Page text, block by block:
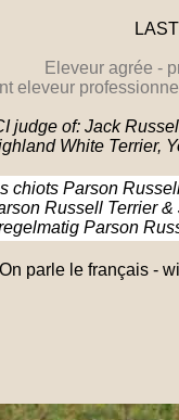
Eleveur agrée -
eleveur
judge of: Jack
White Terrier,
chiots Parson
Russell Terrier
Parson
On parle le français -